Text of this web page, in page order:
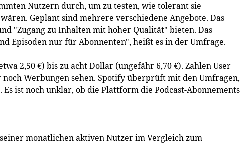
Nutzern durch, um zu testen, wie tolerant sie
Geplant sind mehrere verschiedene Angebote. Das
"Zugang zu Inhalten mit hoher Qualität" bieten. Das
Episoden nur für Abonnenten", heißt es in der Umfrage.
2,50 €) bis zu acht Dollar (ungefähr 6,70 €). Zahlen User
Werbungen sehen. Spotify überprüft mit den Umfragen,
ist noch unklar, ob die Plattform die Podcast-Abonnements
monatlichen aktiven Nutzer im Vergleich zum